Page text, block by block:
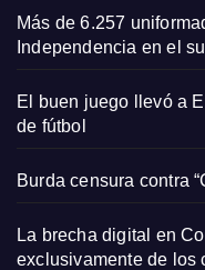
Más de 6.257
Independencia en el
El buen juego llevó a
de fútbol
Burda censura contra
La brecha digital en
exclusivamente de los